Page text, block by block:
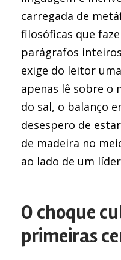
carregada de
filosóficas que
parágrafos
exige do leitor
apenas lê sobre o
do sal, o balanço
desespero de
de madeira no
ao lado de um
O choque
primeiras